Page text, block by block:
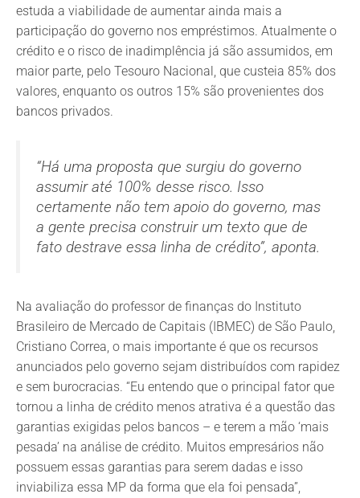
estuda a viabilidade de aumentar ainda mais a
participação do governo nos empréstimos. Atualmente o
crédito e o risco de inadimplência já são assumidos, em
maior parte, pelo Tesouro Nacional, que custeia 85% dos
valores, enquanto os outros 15% são provenientes dos
bancos privados.
“Há uma proposta que surgiu do governo
assumir até 100% desse risco. Isso
certamente não tem apoio do governo, mas
a gente precisa construir um texto que de
fato destrave essa linha de crédito”, aponta.
Na avaliação do professor de finanças do Instituto
Brasileiro de Mercado de Capitais (IBMEC) de São Paulo,
Cristiano Correa, o mais importante é que os recursos
anunciados pelo governo sejam distribuídos com rapidez
e sem burocracias. “Eu entendo que o principal fator que
tornou a linha de crédito menos atrativa é a questão das
garantias exigidas pelos bancos – e terem a mão ‘mais
pesada’ na análise de crédito. Muitos empresários não
possuem essas garantias para serem dadas e isso
inviabiliza essa MP da forma que ela foi pensada”,